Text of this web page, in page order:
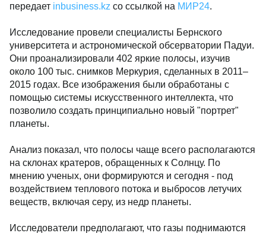
передает inbusiness.kz со ссылкой на МИР24.
Исследование провели специалисты Бернского
университета и астрономической обсерватории Падуи.
Они проанализировали 402 яркие полосы, изучив
около 100 тыс. снимков Меркурия, сделанных в 2011–
2015 годах. Все изображения были обработаны с
помощью системы искусственного интеллекта, что
позволило создать принципиально новый "портрет"
планеты.
Анализ показал, что полосы чаще всего располагаются
на склонах кратеров, обращенных к Солнцу. По
мнению ученых, они формируются и сегодня - под
воздействием теплового потока и выбросов летучих
веществ, включая серу, из недр планеты.
Исследователи предполагают, что газы поднимаются